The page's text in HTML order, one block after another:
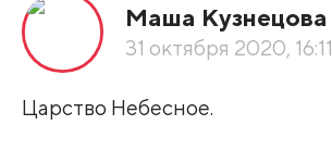
По рейтингу
Развернуть все
Маша Кузнецова
31 октября 2020, 16:11
Царство Небесное.